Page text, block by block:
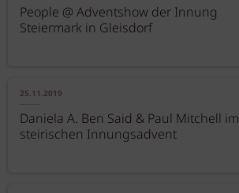
People @ Adventshow der Innung
Steiermark in Gleisdorf
25.11.2019
Daniela A. Ben Said & Paul Mitchell im
steirischen Innungsadvent